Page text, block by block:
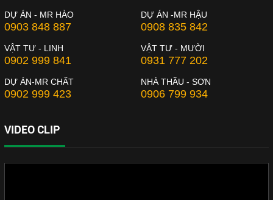
DỰ ÁN - MR HÀO
0903 848 887
DỰ ÁN -MR HẬU
0908 835 842
VẬT TƯ - LINH
0902 999 841
VẬT TƯ - MƯỜI
0931 777 202
DỰ ÁN-MR CHẤT
0902 999 423
NHÀ THẦU - SƠN
0906 799 934
VIDEO CLIP